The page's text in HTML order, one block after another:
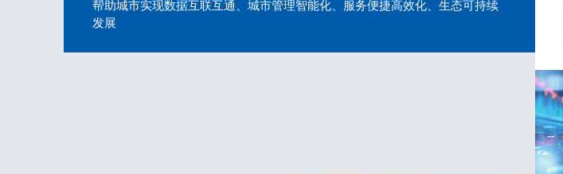
帮助城市实现数据互联互通、城市管理智能化、服务便捷高效化、生态可持续
发展